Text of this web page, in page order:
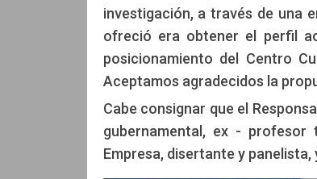
investigación, a través de una
ofreció era obtener el perfil
posicionamiento del Centro
Aceptamos agradecidos la
Cabe consignar que el
gubernamental, ex -
Empresa, disertante y